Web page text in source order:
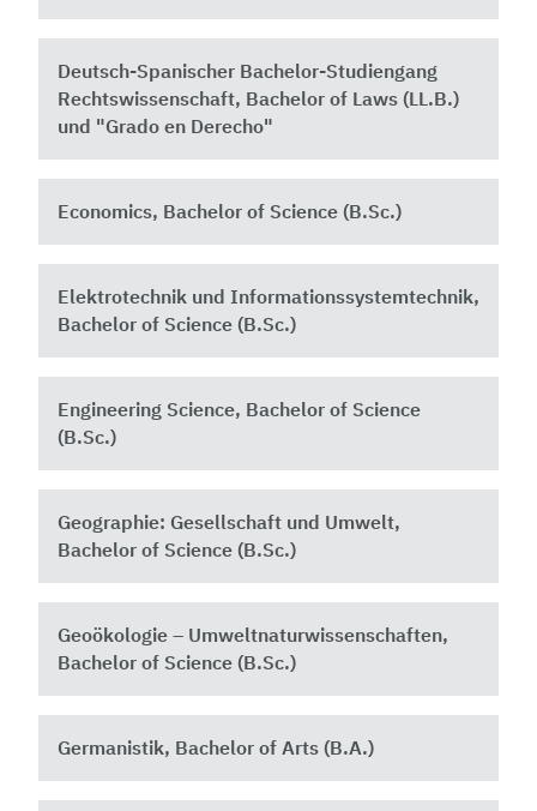
Deutsch-Spanischer Bachelor-Studiengang
Rechtswissenschaft, Bachelor of Laws (LL.B.)
und "Grado en Derecho"
Economics, Bachelor of Science (B.Sc.)
Elektrotechnik und Informationssystemtechnik,
Bachelor of Science (B.Sc.)
Engineering Science, Bachelor of Science
(B.Sc.)
Geographie: Gesellschaft und Umwelt,
Bachelor of Science (B.Sc.)
Geoökologie – Umweltnaturwissenschaften,
Bachelor of Science (B.Sc.)
Germanistik, Bachelor of Arts (B.A.)